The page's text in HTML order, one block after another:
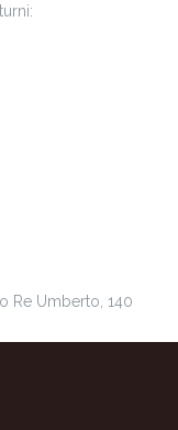
Re Umberto, 140